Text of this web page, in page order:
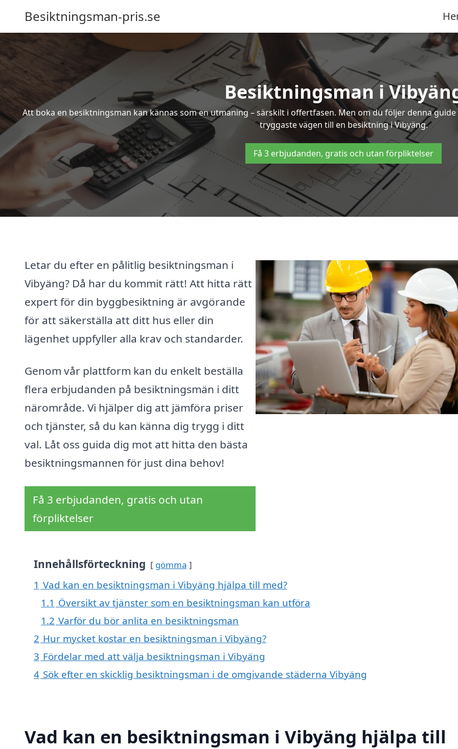
Besiktningsman-pris.se
Besiktningsman i
Att boka en besiktningsman kan kännas som en utmaning – särskilt i offertfasen. Men om du följer denna
tryggaste vägen till en besiktning i Vibyäng.
Få 3 erbjudanden, gratis och utan förpliktelser
Letar du efter en pålitlig besiktningsman i
Vibyäng? Då har du kommit rätt! Att hitta rätt
expert för din byggbesiktning är avgörande
för att säkerställa att ditt hus eller din
lägenhet uppfyller alla krav och standarder.
Genom vår plattform kan du enkelt beställa
flera erbjudanden på besiktningsmän i ditt
närområde. Vi hjälper dig att jämföra priser
och tjänster, så du kan känna dig trygg i ditt
val. Låt oss guida dig mot att hitta den bästa
besiktningsmannen för just dina behov!
Få 3 erbjudanden, gratis och utan
förpliktelser
Innehållsförteckning gömma
1 Vad kan en besiktningsman i Vibyäng hjälpa till med?
1.1 Översikt av tjänster som en besiktningsman kan utföra
1.2 Varför du bör anlita en besiktningsman
2 Hur mycket kostar en besiktningsman i Vibyäng?
3 Fördelar med att välja besiktningsman i Vibyäng
4 Sök efter en skicklig besiktningsman i de omgivande städerna Vibyäng
Vad kan en besiktningsman i Vibyäng hjälpa till